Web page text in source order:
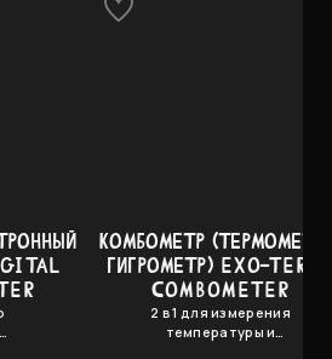
КОМБОМЕТР (ТЕРМОМЕТР
ГИГРОМЕТР) EXO-TERRA
COMBOMETER
2 в 1 для измерения
температуры и